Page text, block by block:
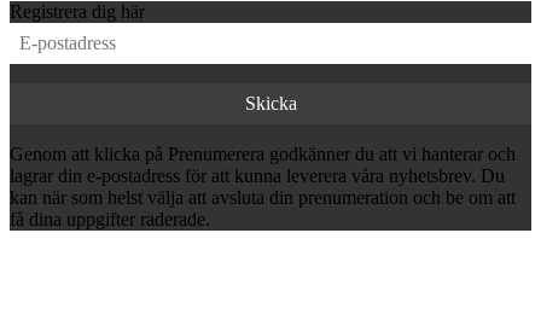
Registrera dig här
Genom att klicka på Prenumerera godkänner du att vi hanterar och
lagrar din e-postadress för att kunna leverera våra nyhetsbrev. Du
kan när som helst välja att avsluta din prenumeration och be om att
få dina uppgifter raderade.